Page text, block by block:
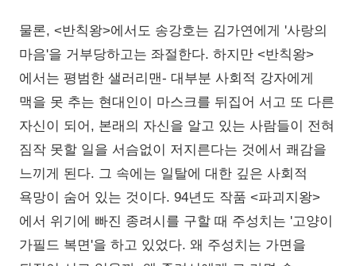
물론, <반칙왕>에서도 송강호는 김가연에게 '사랑의
마음'을 거부당하고는 좌절한다. 하지만 <반칙왕>
에서는 평범한 샐러리맨- 대부분 사회적 강자에게
맥을 못 추는 현대인이 마스크를 뒤집어 서고 또 다른
자신이 되어, 본래의 자신을 알고 있는 사람들이 전혀
짐작 못할 일을 서슴없이 저지른다는 것에서 쾌감을
느끼게 된다. 그 속에는 일탈에 대한 깊은 사회적
욕망이 숨어 있는 것이다. 94년도 작품 <파괴지왕>
에서 위기에 빠진 종려시를 구할 때 주성치는 '고양이
가필드 복면'을 하고 있었다. 왜 주성치는 가면을